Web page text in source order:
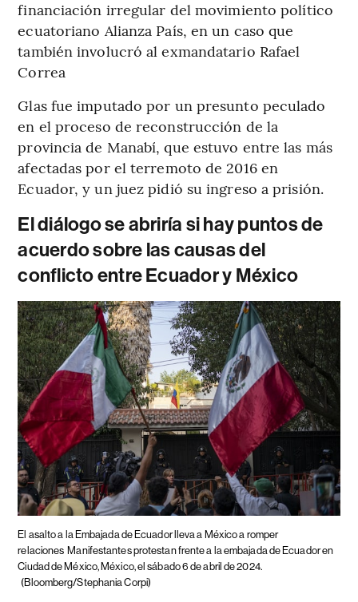
financiación irregular del movimiento político
ecuatoriano Alianza País, en un caso que
también involucró al exmandatario Rafael
Correa
Glas fue imputado por un presunto peculado
en el proceso de reconstrucción de la
provincia de Manabí, que estuvo entre las más
afectadas por el terremoto de 2016 en
Ecuador, y un juez pidió su ingreso a prisión.
El diálogo se abriría si hay puntos de
acuerdo sobre las causas del
conflicto entre Ecuador y México
El asalto a la Embajada de Ecuador lleva a México a romper
relaciones Manifestantes protestan frente a la embajada de Ecuador en
Ciudad de México, México, el sábado 6 de abril de 2024.
(Bloomberg/Stephania Corpi)